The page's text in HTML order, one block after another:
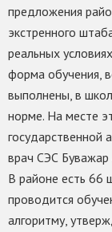
предложения
экстренного
реальных
форма обучения,
выполнены, в
норме. На месте
государственной
врач СЭС
В районе есть 66
проводится
алгоритму,